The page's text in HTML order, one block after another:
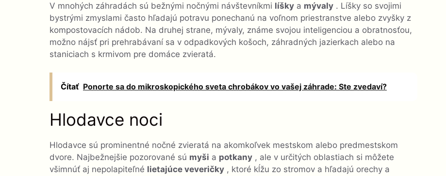
V mnohých záhradách sú bežnými nočnými návštevníkmi líšky a mývaly . Líšky so svojimi
bystrými zmyslami často hľadajú potravu ponechanú na voľnom priestranstve alebo zvyšky z
kompostovacích nádob. Na druhej strane, mývaly, známe svojou inteligenciou a obratnosťou,
možno nájsť pri prehrabávaní sa v odpadkových košoch, záhradných jazierkach alebo na
staniciach s krmivom pre domáce zvieratá.
Čítať Ponorte sa do mikroskopického sveta chrobákov vo vašej záhrade: Ste zvedaví?
Hlodavce noci
Hlodavce sú prominentné nočné zvieratá na akomkoľvek mestskom alebo predmestskom
dvore. Najbežnejšie pozorované sú myši a potkany , ale v určitých oblastiach si môžete
všimnúť aj nepolapiteľné lietajúce veveričky , ktoré kĺžu zo stromov a hľadajú orechy a